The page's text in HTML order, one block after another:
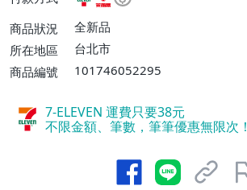
費$60、消費滿$990免運費】
商品狀況
全新品
所在地區
台北市
商品編號
101746052295
7-ELEVEN 運費只要38元
不限金額、筆數，筆筆優惠無限次！